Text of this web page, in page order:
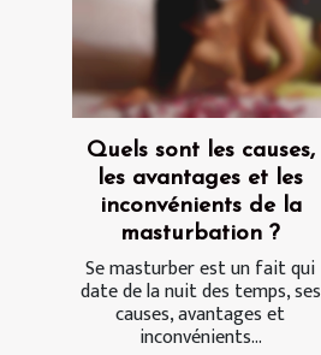
Quels sont les causes,
les avantages et les
inconvénients de la
masturbation ?
Se masturber est un fait qui
date de la nuit des temps, ses
causes, avantages et
inconvénients...